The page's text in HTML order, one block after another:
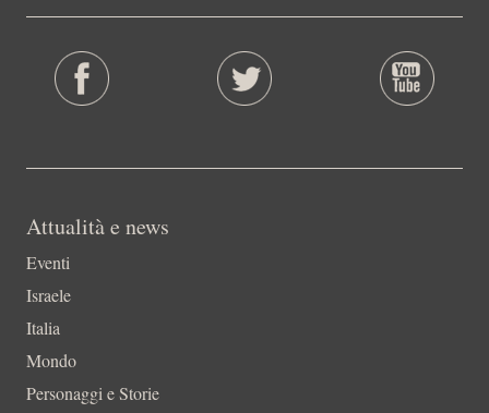
Attualità e news
Eventi
Israele
Italia
Mondo
Personaggi e Storie